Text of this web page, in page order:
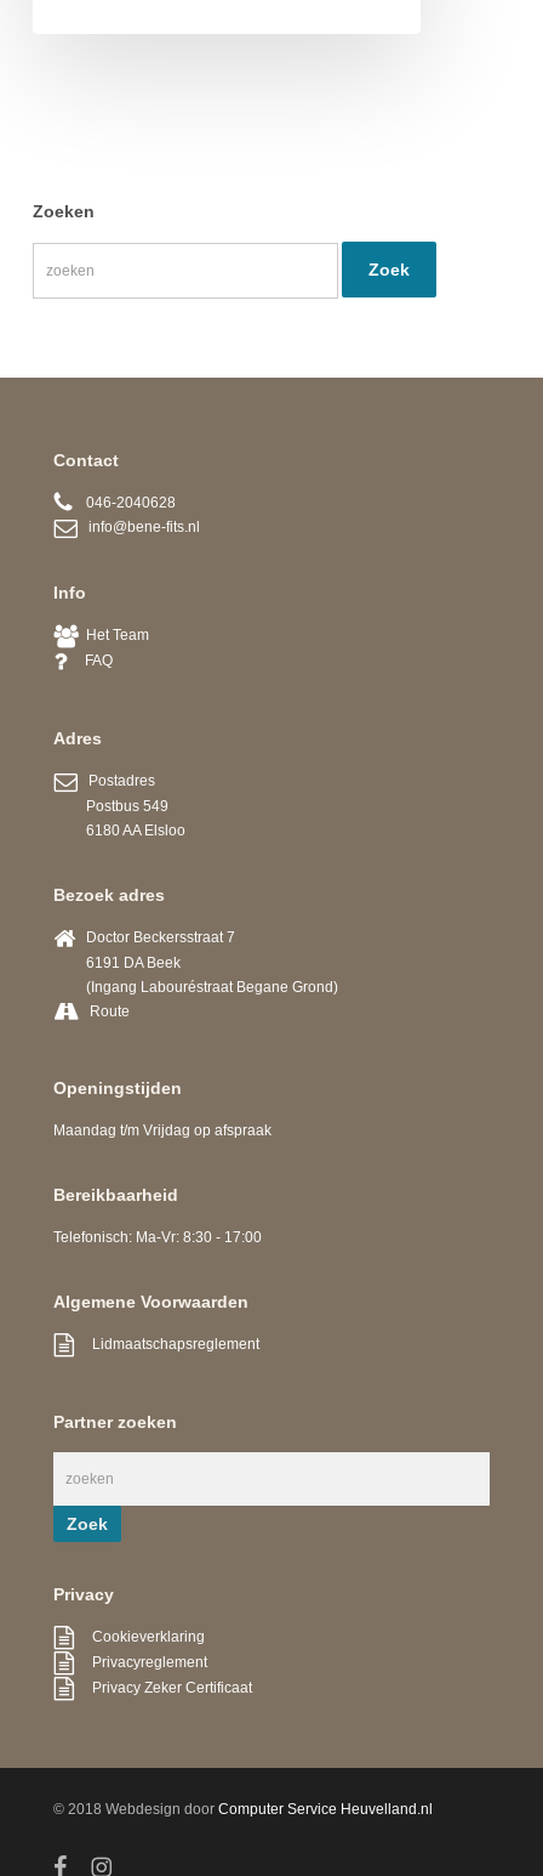
Zoeken
Contact
046-2040628
info@bene-fits.nl
Info
Het Team
FAQ
Adres
Postadres
Postbus 549
6180 AA Elsloo
Bezoek adres
Doctor Beckersstraat 7
6191 DA Beek
(Ingang Labouréstraat Begane Grond)
Route
Openingstijden
Maandag t/m Vrijdag op afspraak
Bereikbaarheid
Telefonisch: Ma-Vr: 8:30 - 17:00
Algemene Voorwaarden
Lidmaatschapsreglement
Partner zoeken
Privacy
Cookieverklaring
Privacyreglement
Privacy Zeker Certificaat
© 2018 Webdesign doorComputer Service Heuvelland.nl
facebookinstagram